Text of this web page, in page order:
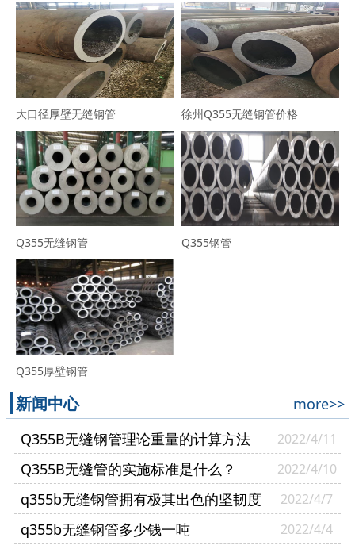
大口径厚壁无缝钢管 徐州Q355无缝钢管价格
Q355无缝钢管 Q355钢管
Q355厚壁钢管
新闻中心
more>>
Q355B无缝钢管理论重量的计算方法
2022/4/11
Q355B无缝管的实施标准是什么？ 2022/4/10
q355b无缝钢管拥有极其出色的坚韧度 2022/4/7
q355b无缝钢管多少钱一吨 2022/4/4